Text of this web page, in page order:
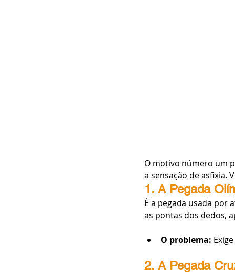
O motivo número um
a sensação de asfixia.
1. A Pegada
É a pegada usada por
as pontas dos dedos,
O problema:
2. A Pegada